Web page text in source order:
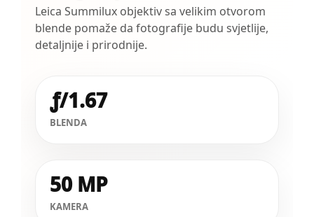
Leica Summilux objektiv sa velikim otvorom
blende pomaže da fotografije budu svjetlije,
detaljnije i prirodnije.
ƒ/1.67
BLENDA
50 MP
KAMERA